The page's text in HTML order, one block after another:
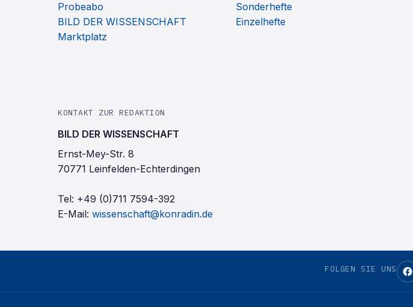
Probeabo
BILD DER WISSENSCHAFT
Marktplatz
Sonderhefte
Einzelhefte
KONTAKT ZUR REDAKTION
BILD DER WISSENSCHAFT
Ernst-Mey-Str. 8
70771 Leinfelden-Echterdingen
Tel: +49 (0)711 7594-392
E-Mail: wissenschaft@konradin.de
FOLGEN SIE UNS